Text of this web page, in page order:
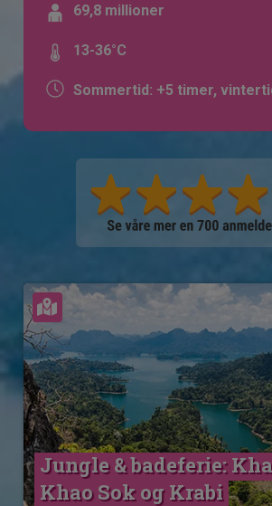
69,8 millioner
13-36°C
Sommertid: +5 timer,
Se kart
Jungle & badeferie:
Khao Sok og Krabi